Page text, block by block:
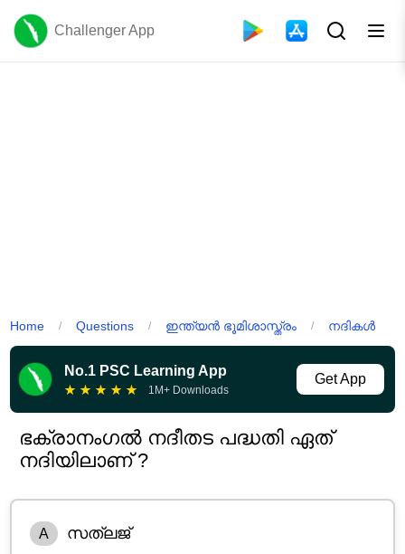
Challenger App
Home / Questions / ഇന്ത്യൻ ഭൂമിശാസ്ത്രം / നദികൾ
No.1 PSC Learning App
★ ★ ★ ★ ★ 1M+ Downloads
Get App
ഭക്രാനംഗൽ നദീതട പദ്ധതി ഏത്
നദിയിലാണ് ?
A സത്ലജ്